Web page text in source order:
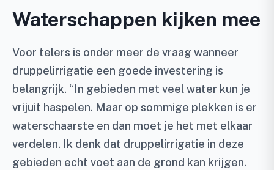
Waterschappen kijken mee
Voor telers is onder meer de vraag wanneer
druppelirrigatie een goede investering is
belangrijk. “In gebieden met veel water kun je
vrijuit haspelen. Maar op sommige plekken is er
waterschaarste en dan moet je het met elkaar
verdelen. Ik denk dat druppelirrigatie in deze
gebieden echt voet aan de grond kan krijgen.